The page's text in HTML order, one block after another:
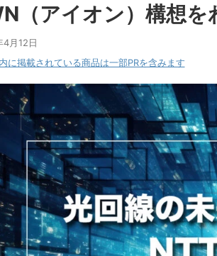
（アイオン）構想を
月12日
に掲載されている商品は一部PRを含みます